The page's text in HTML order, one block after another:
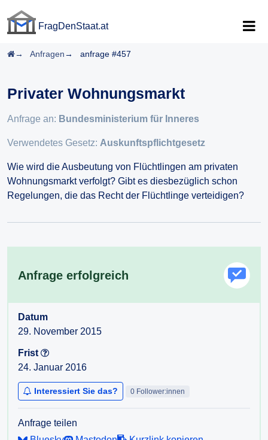
FragDenStaat.at
Startseite
Anfragen anfrage #457
Privater Wohnungsmarkt
Anfrage an: Bundesministerium für Inneres
Verwendetes Gesetz: Auskunftspflichtgesetz
Wie wird die Ausbeutung von Flüchtlingen am privaten
Wohnungsmarkt verfolgt? Gibt es diesbezüglich schon
Regelungen, die das Recht der Flüchtlinge verteidigen?
Anfrage erfolgreich
Datum
29. November 2015
Frist
24. Januar 2016
Interessiert Sie das? 0 Follower:innen
Anfrage teilen